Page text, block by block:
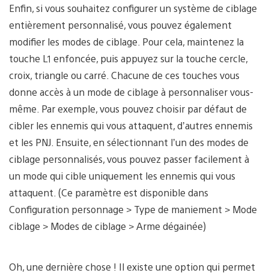
Enfin, si vous souhaitez configurer un système de ciblage
entièrement personnalisé, vous pouvez également
modifier les modes de ciblage. Pour cela, maintenez la
touche L1 enfoncée, puis appuyez sur la touche cercle,
croix, triangle ou carré. Chacune de ces touches vous
donne accès à un mode de ciblage à personnaliser vous-
même. Par exemple, vous pouvez choisir par défaut de
cibler les ennemis qui vous attaquent, d’autres ennemis
et les PNJ. Ensuite, en sélectionnant l’un des modes de
ciblage personnalisés, vous pouvez passer facilement à
un mode qui cible uniquement les ennemis qui vous
attaquent. (Ce paramètre est disponible dans
Configuration personnage > Type de maniement > Mode
ciblage > Modes de ciblage > Arme dégainée)
Oh, une dernière chose ! Il existe une option qui permet